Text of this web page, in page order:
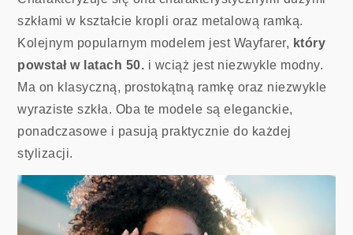
szkłami w kształcie kropli oraz metalową ramką.
Kolejnym popularnym modelem jest Wayfarer, który
powstał w latach 50. i wciąż jest niezwykle modny.
Ma on klasyczną, prostokątną ramkę oraz niezwykle
wyraziste szkła. Oba te modele są eleganckie,
ponadczasowe i pasują praktycznie do każdej
stylizacji.